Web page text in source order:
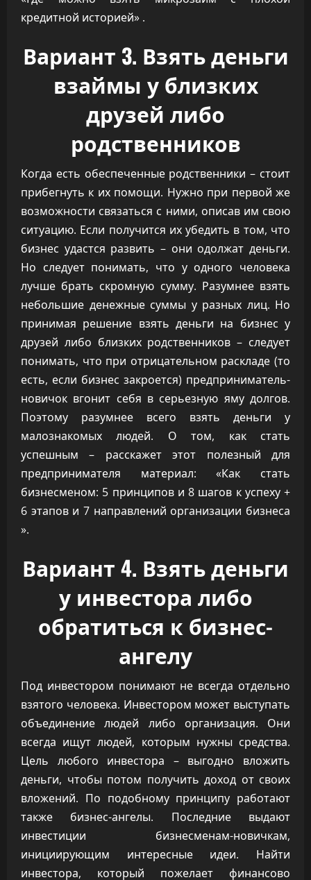
кредитной историей» .
Вариант 3. Взять деньги
взаймы у близких
друзей либо
родственников
Когда есть обеспеченные родственники – стоит
прибегнуть к их помощи. Нужно при первой же
возможности связаться с ними, описав им свою
ситуацию. Если получится их убедить в том, что
бизнес удастся развить – они одолжат деньги.
Но следует понимать, что у одного человека
лучше брать скромную сумму. Разумнее взять
небольшие денежные суммы у разных лиц. Но
принимая решение взять деньги на бизнес у
друзей либо близких родственников – следует
понимать, что при отрицательном раскладе (то
есть, если бизнес закроется) предприниматель-
новичок вгонит себя в серьезную яму долгов.
Поэтому разумнее всего взять деньги у
малознакомых людей. О том, как стать
успешным – расскажет этот полезный для
предпринимателя материал: «Как стать
бизнесменом: 5 принципов и 8 шагов к успеху +
6 этапов и 7 направлений организации бизнеса
».
Вариант 4. Взять деньги
у инвестора либо
обратиться к бизнес-
ангелу
Под инвестором понимают не всегда отдельно
взятого человека. Инвестором может выступать
объединение людей либо организация. Они
всегда ищут людей, которым нужны средства.
Цель любого инвестора – выгодно вложить
деньги, чтобы потом получить доход от своих
вложений. По подобному принципу работают
также бизнес-ангелы. Последние выдают
инвестиции бизнесменам-новичкам,
инициирующим интересные идеи. Найти
инвестора, который пожелает финансово